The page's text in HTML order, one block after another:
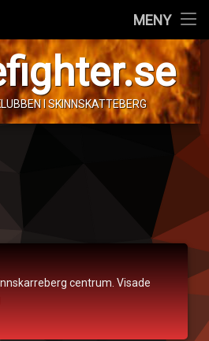
MENY
I SKINNSKATTEBERG
centrum. Visade